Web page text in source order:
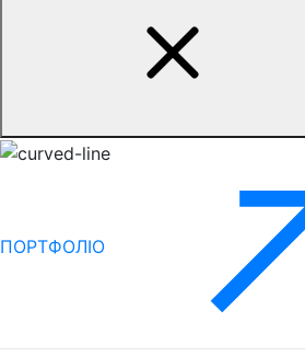
ПОРТФОЛІО